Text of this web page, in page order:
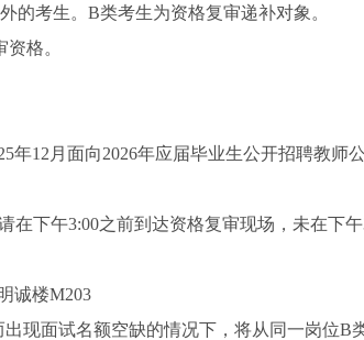
的考生。B类考生为资格复审递补对象。
格。
年12月面向2026年应届毕业生公开招聘教师
在下午3:00之前到达资格复审现场，未在下
诚楼M203
现面试名额空缺的情况下，将从同一岗位B